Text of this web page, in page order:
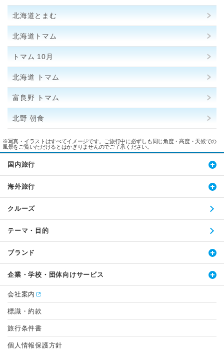
北海道とまむ
北海道トマム
トマム 10月
北海道 トマム
富良野 トマム
北野 朝食
※写真・イラストはすべてイメージです。ご旅行中に必ずしも同じ角度・高度・天候での
風景をご覧いただけるとはかぎりませんのでご了承ください。
国内旅行
海外旅行
クルーズ
テーマ・目的
ブランド
企業・学校・団体向けサービス
会社案内
標識・約款
旅行条件書
個人情報保護方針